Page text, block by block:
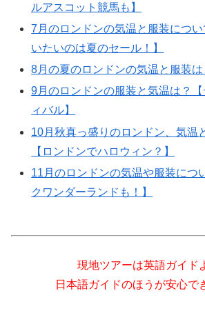
ルアスコット競馬も】
7月のロンドンの気温と服装につ
いたいのは夏のセール！】
8月の夏のロンドンの気温と服装は
9月のロンドンの服装と気温は？
ィバル】
10月秋真っ盛りのロンドン、気温
【ロンドンでハロウィン？】
11月のロンドンの気温や服装につ
クワンダーランドも！】
現地ツアーは英語ガイド
日本語ガイドのほうが安心で